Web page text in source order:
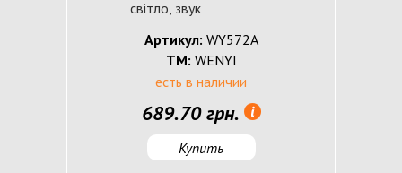
світло, звук
Артикул: WY572А
ТМ: WENYI
есть в наличии
689.70 грн.
Купить